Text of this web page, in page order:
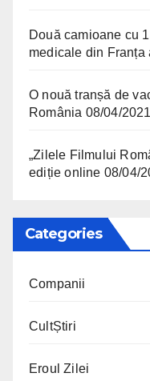
Două camioane cu
medicale din Franța
O nouă tranșă de
România 08/04/2021
„Zilele Filmului
ediție online 08/04/
Categories
Companii
CultȘtiri
Eroul Zilei